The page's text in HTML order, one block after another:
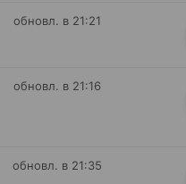
обновл. в 21:21
обновл. в 21:16
обновл. в 21:35